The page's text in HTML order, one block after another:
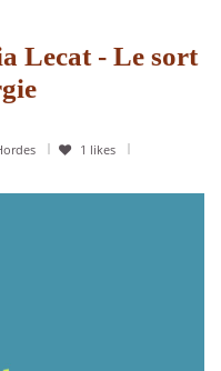
Lecat - Le sort
1 likes